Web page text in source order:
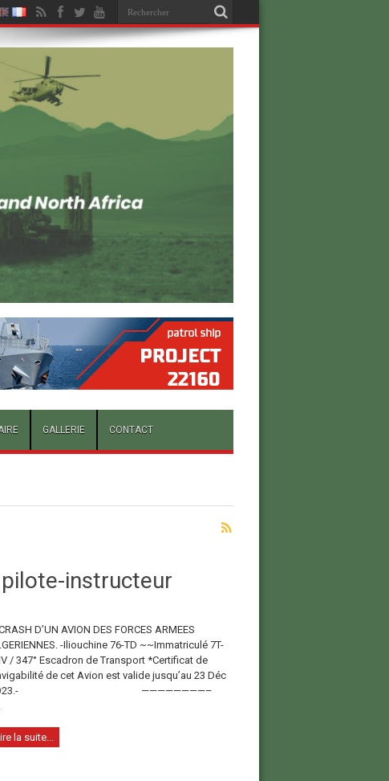
GALLERIE CONTACT
pilote-instructeur
D’UN AVION DES FORCES ARMEES
-Iliouchine 76-TD ~~Immatriculé 7T-
/ 347° Escadron de Transport *Certificat de
de cet Avion est valide jusqu’au 23 Déc
————————–
la suite...